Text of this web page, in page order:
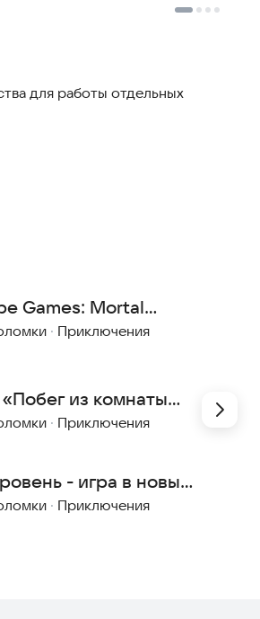
для работы отдельных
Games: Mortal
· Приключения
из комнаты
Тайна
· Приключения
- игра в новые
и дома
· Приключения